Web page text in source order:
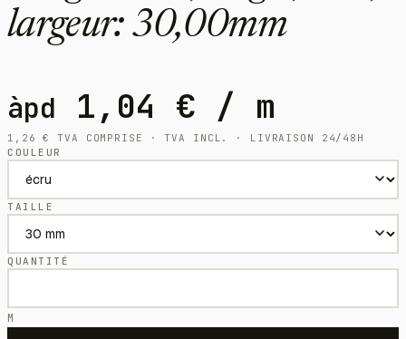
largeur: 30,00mm
àpd 1,04 € / m
1,26€
TVA COMPRISE · TVA INCL. · LIVRAISON 24/48H
COULEUR
TAILLE
QUANTITÉ
M